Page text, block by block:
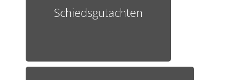
Schiedsgutachten